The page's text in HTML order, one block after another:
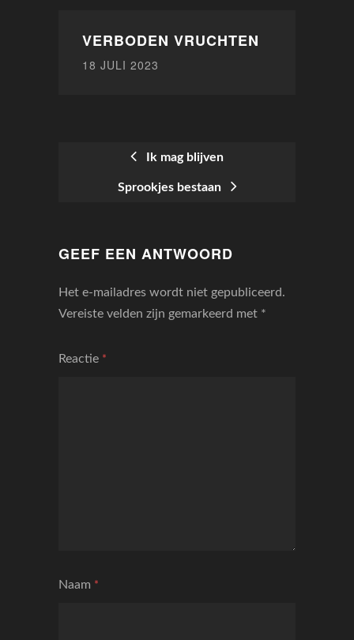
VERBODEN VRUCHTEN
18 JULI 2023
BERICHTNAVIGATIE
Ik mag blijven
Sprookjes bestaan
GEEF EEN ANTWOORD
Het e-mailadres wordt niet gepubliceerd.
Vereiste velden zijn gemarkeerd met *
Reactie *
Naam *